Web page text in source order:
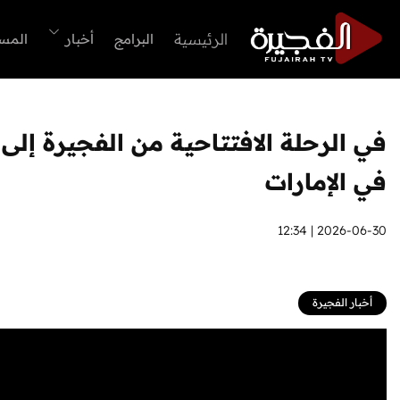
الرئيسية البرامج أخبار
في الإمارات
2026-06-30 | 12:34
أخبار الفجيرة